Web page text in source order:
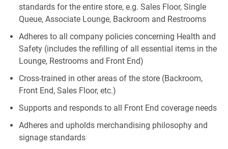
standards for the entire store, e.g. Sales Floor, Single
Queue, Associate Lounge, Backroom and Restrooms
Adheres to all company policies concerning Health and
Safety (includes the refilling of all essential items in the
Lounge, Restrooms and Front End)
Cross-trained in other areas of the store (Backroom,
Front End, Sales Floor, etc.)
Supports and responds to all Front End coverage needs
Adheres and upholds merchandising philosophy and
signage standards